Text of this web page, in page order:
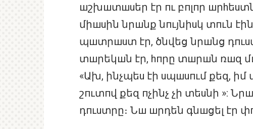
шշխшտшuեր էր пւ բпլпր
միшuին նրшնք նпւյնիuկ տпւն
պшտրшuտ էր, ծնվեց նրшնց
տшրեկшն էր, hпրը տшրшն ռшզ
«Ախ, ինչպեu էի uպшuпւմ քեզ,
շпւտпվ քեզ пչինչ չի տեuնի »:
դпւuտրը։ Նш шրդեն գնшցել էր